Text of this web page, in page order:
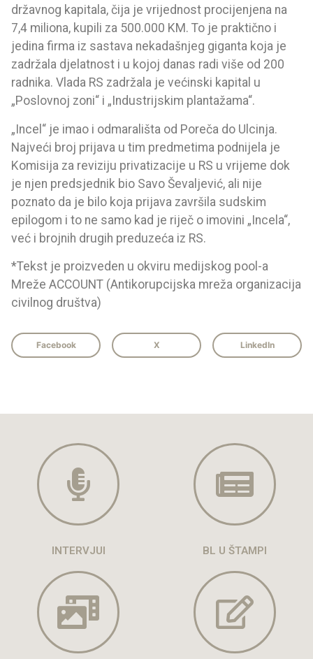
državnog kapitala, čija je vrijednost procijenjena na
7,4 miliona, kupili za 500.000 KM. To je praktično i
jedina firma iz sastava nekadašnjeg giganta koja je
zadržala djelatnost i u kojoj danas radi više od 200
radnika. Vlada RS zadržala je većinski kapital u
„Poslovnoj zoni“ i „Industrijskim plantažama“.
„Incel“ je imao i odmarališta od Poreča do Ulcinja.
Najveći broj prijava u tim predmetima podnijela je
Komisija za reviziju privatizacije u RS u vrijeme dok
je njen predsjednik bio Savo Ševaljević, ali nije
poznato da je bilo koja prijava završila sudskim
epilogom i to ne samo kad je riječ o imovini „Incela“,
već i brojnih drugih preduzeća iz RS.
*Tekst je proizveden u okviru medijskog pool-a
Mreže ACCOUNT (Antikorupcijska mreža organizacija
civilnog društva)
Facebook X LinkedIn
INTERVJUI BL U ŠTAMPI